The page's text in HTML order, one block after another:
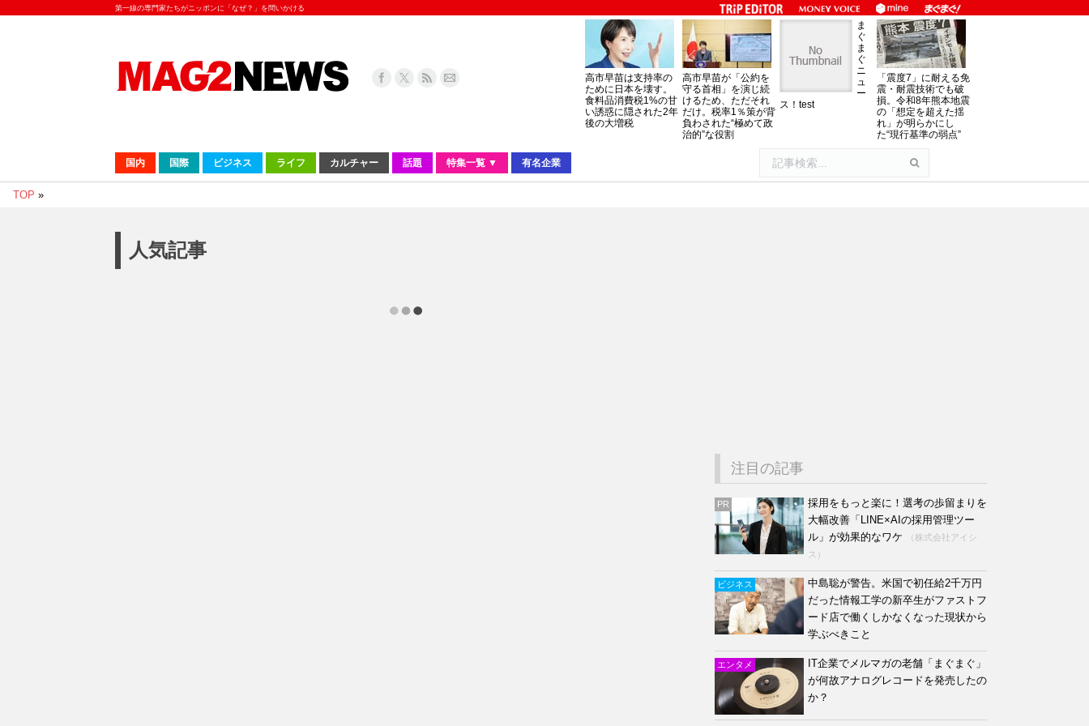
第一線の専門家たちがニッポンに「なぜ？」を問いかける
高市早苗は支持率の
ために日本を壊す。
食料品消費税1%の甘
い誘惑に隠された2年
後の大増税
高市早苗が「公約を
守る首相」を演じ続
けるため、ただそれ
だけ。税率1％策が背
負わされた“極めて政
治的”な役割
ま
ぐ
ま
ぐ
ニ
ュ
ー
ス！test
「震度7」に耐える免
震・耐震技術でも破
損。令和8年熊本地震
の「想定を超えた揺
れ」が明らかにし
た“現行基準の弱点”
国内 国際 ビジネス ライフ カルチャー 話題 特集一覧 ▼ 有名企業
TOP »
人気記事
注目の記事
PR
採用をもっと楽に！選考の歩留まりを
大幅改善「LINE×AIの採用管理ツー
ル」が効果的なワケ
（株式会社アイシ
ス）
ビジネス
中島聡が警告。米国で初任給2千万円
だった情報工学の新卒生がファストフ
ード店で働くしかなくなった現状から
学ぶべきこと
エンタメ
IT企業でメルマガの老舗「まぐまぐ」
が何故アナログレコードを発売したの
か？